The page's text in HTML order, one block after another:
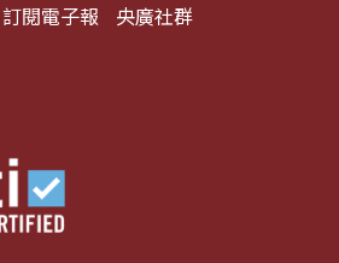
訂閱電子報 央廣社群